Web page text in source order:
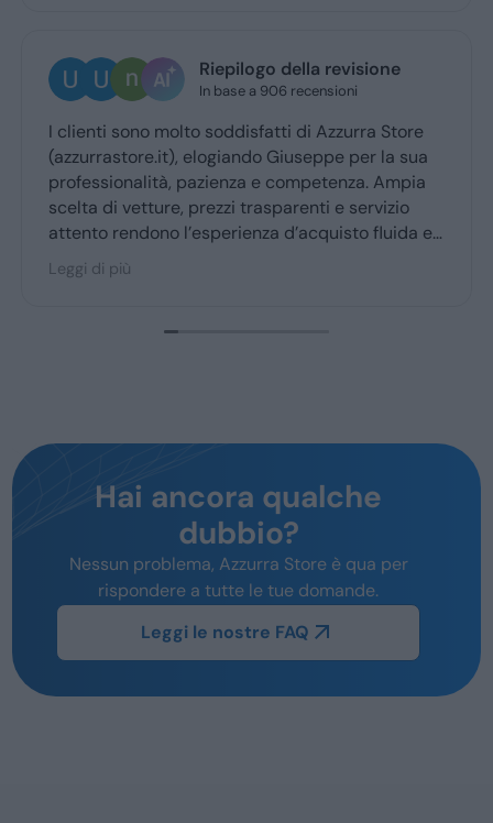
Riepilogo della revisione
In base a 906 recensioni
sono molto soddisfatti di Azzurra Store
elogiando Giuseppe per la sua
pazienza e competenza. Ampia
di vetture, prezzi trasparenti e servizio
rendono l’esperienza d’acquisto fluida e
per la maggior parte degli utenti.
di più
Hai ancora qualche
dubbio?
Nessun problema, Azzurra Store è qua per
rispondere a tutte le tue domande.
Leggi le nostre FAQ